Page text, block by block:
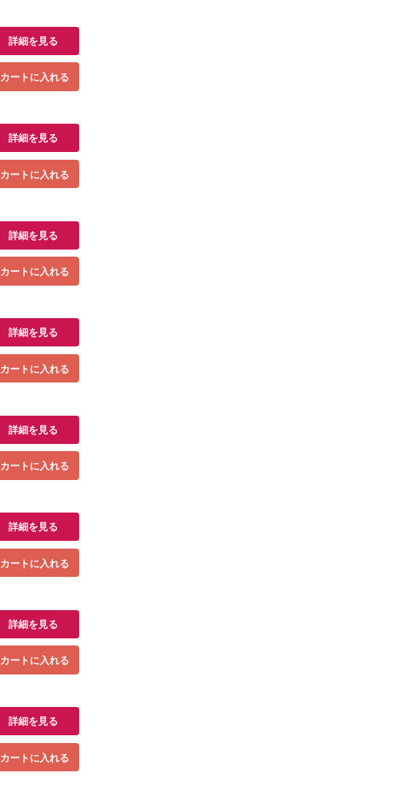
詳細を見る
カートに入れる
詳細を見る
カートに入れる
詳細を見る
カートに入れる
詳細を見る
カートに入れる
詳細を見る
カートに入れる
詳細を見る
カートに入れる
詳細を見る
カートに入れる
詳細を見る
カートに入れる